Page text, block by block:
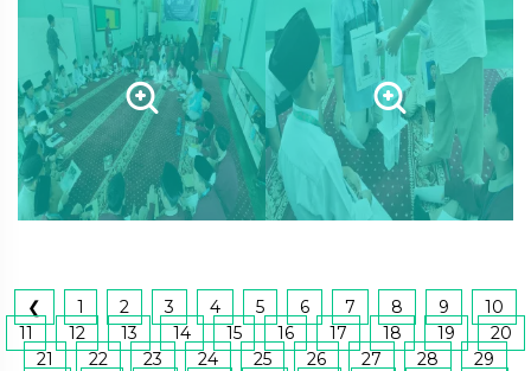
❮ 1 2 3 4 5 6 7 8 9
10
11
12 13 14 15 16 17 18 19
20
21
22 23 24 25 26 27 28
29